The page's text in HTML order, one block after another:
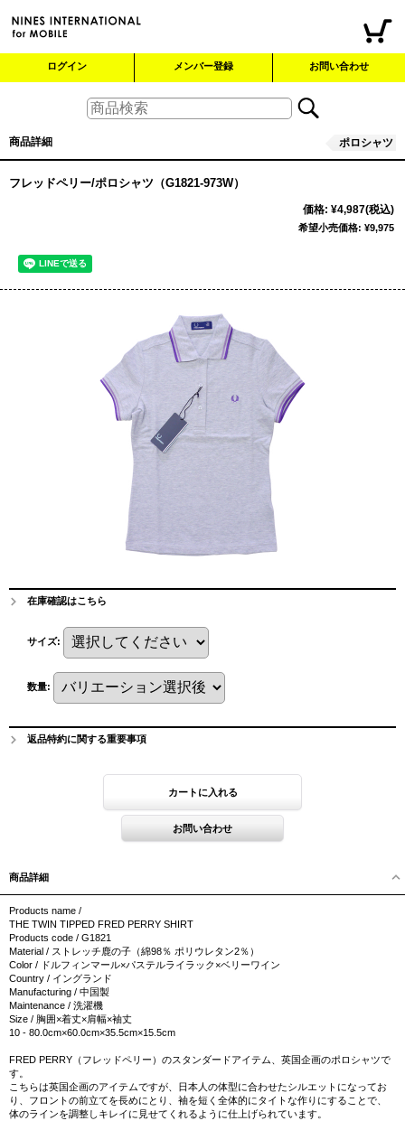
ログイン メンバー登録 お問い合わせ
商品詳細 ポロシャツ
フレッドペリー/ポロシャツ（G1821-973W）
価格: ¥4,987(税込)
希望小売価格: ¥9,975
在庫確認はこちら
サイズ:
数量:
返品特約に関する重要事項
商品詳細
Products name /
THE TWIN TIPPED FRED PERRY SHIRT
Products code / G1821
Material / ストレッチ鹿の子（綿98％ ポリウレタン2％）
Color / ドルフィンマール×パステルライラック×ベリーワイン
Country / イングランド
Manufacturing / 中国製
Maintenance / 洗濯機
Size / 胸囲×着丈×肩幅×袖丈
10 - 80.0cm×60.0cm×35.5cm×15.5cm
FRED PERRY（フレッドペリー）のスタンダードアイテム、英国企画のポロシャツで
す。
こちらは英国企画のアイテムですが、日本人の体型に合わせたシルエットになってお
り、フロントの前立てを長めにとり、袖を短く全体的にタイトな作りにすることで、
体のラインを調整しキレイに見せてくれるように仕上げられています。